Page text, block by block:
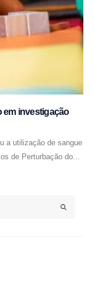
em investigação
a utilização de sangue
de Perturbação do...